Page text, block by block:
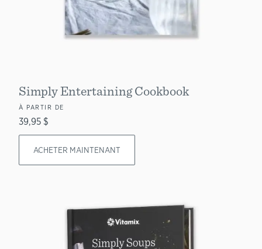
Simply Entertaining Cookbook
À PARTIR DE
39,95 $
ACHETER MAINTENANT